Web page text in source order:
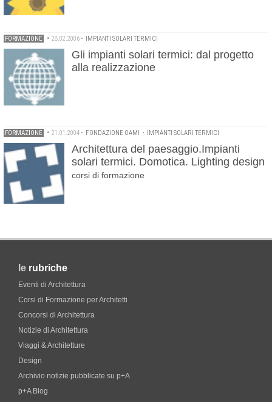
FORMAZIONE • 28.02.2006 • IMPIANTI SOLARI TERMICI
Gli impianti solari termici: dal progetto
alla realizzazione
FORMAZIONE • 21.01.2004 • FONDAZIONE OAMI • IMPIANTI SOLARI TERMICI
Architettura del paesaggio.Impianti
solari termici. Domotica. Lighting design
corsi di formazione
le rubriche
Eventi di Architettura
Corsi di Formazione per Architetti
Concorsi di Architettura
Notizie di Architettura
Viaggi & Architetture
Design
Archivio notizie pubblicate su p+A
p+A Blog